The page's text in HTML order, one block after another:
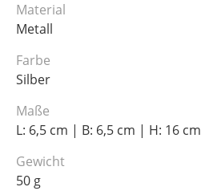
Material
Metall
Farbe
Silber
Maße
L: 6,5 cm | B: 6,5 cm | H: 16 cm
Gewicht
50 g